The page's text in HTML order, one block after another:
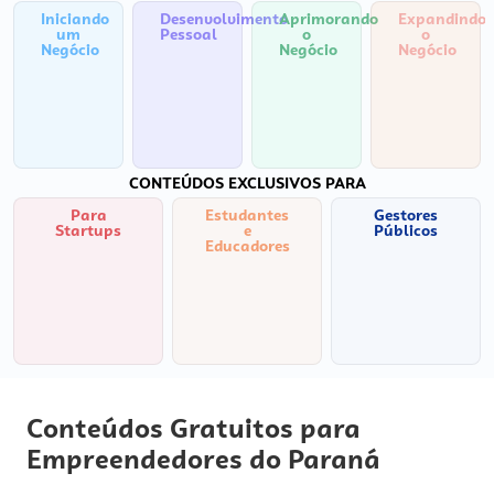
Iniciando
um
Negócio
Desenvolvimento
Pessoal
Aprimorando
o
Negócio
Expandindo
o
Negócio
CONTEÚDOS EXCLUSIVOS PARA
Para
Startups
Estudantes
e
Educadores
Gestores
Públicos
Conteúdos Gratuitos para
Empreendedores do Paraná